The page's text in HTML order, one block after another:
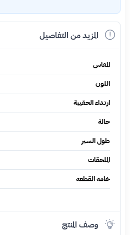
المزيد من التفاصيل
المقاس
اللون
ارتداء الحقيبة
حالة
طول السير
الملحقات
خامة القطعة
وصف المنتج